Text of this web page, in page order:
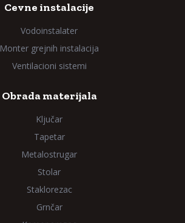
Cevne instalacije
Vodoinstalater
Monter grejnih instalacija
Ventilacioni sistemi
Obrada materijala
Ključar
Tapetar
Metalostrugar
Stolar
Staklorezac
Grnčar